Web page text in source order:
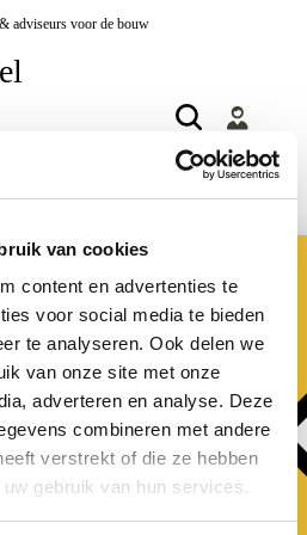
van cookies
content en advertenties te
voor social media te bieden
te analyseren. Ook delen we
van onze site met onze
adverteren en analyse. Deze
combineren met andere
verstrekt of die ze hebben
gebruik van hun services.
adviseurs voor de bouw